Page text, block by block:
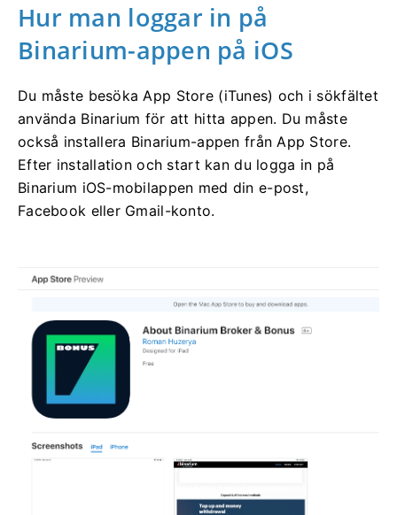
Hur man loggar in på
Binarium-appen på iOS
Du måste besöka App Store (iTunes) och i sökfältet
använda Binarium för att hitta appen. Du måste
också installera Binarium-appen från App Store.
Efter installation och start kan du logga in på
Binarium iOS-mobilappen med din e-post,
Facebook eller Gmail-konto.